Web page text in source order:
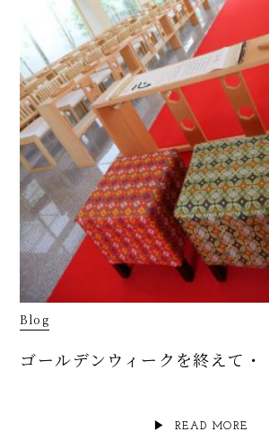
Blog
ゴールデンウィークを終えて・
READ MORE